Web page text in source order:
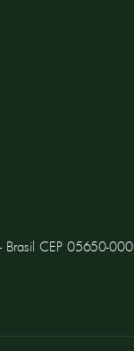
Brasil CEP 05650-000